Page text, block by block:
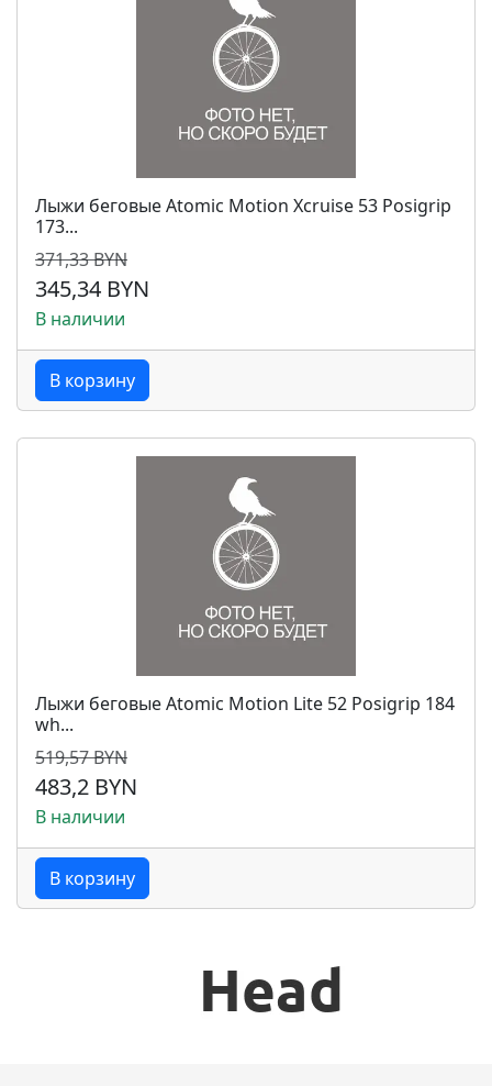
Лыжи беговые Atomic Motion Xcruise 53 Posigrip
173...
371,33 BYN
345,34 BYN
В наличии
В корзину
Лыжи беговые Atomic Motion Lite 52 Posigrip 184
wh...
519,57 BYN
483,2 BYN
В наличии
В корзину